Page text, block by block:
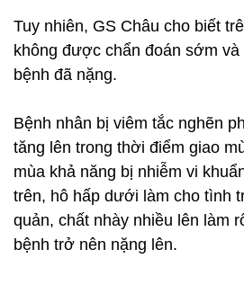
Tuy nhiên, GS Châu cho biết
không được chẩn đoán sớm và
bệnh đã nặng.
Bệnh nhân bị viêm tắc nghẽn
tăng lên trong thời điểm giao
mùa khả năng bị nhiễm vi
trên, hô hấp dưới làm cho tình
quản, chất nhày nhiều lên làm
bệnh trở nên nặng lên.